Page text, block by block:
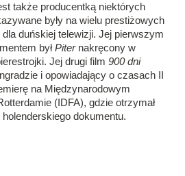
także producentką niektórych
były na wielu prestiżowych
duńskiej telewizji. Jej pierwszym
byłPiternakręcony w
Jej drugi film 900 dni
i opowiadający o czasach II
na Międzynarodowym
(IDFA), gdzie otrzymał
dokumentu.